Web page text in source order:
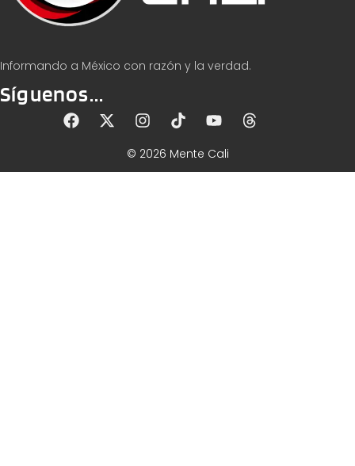
Informando a México con razón y la verdad.
Síguenos...
© 2026 Mente Cali